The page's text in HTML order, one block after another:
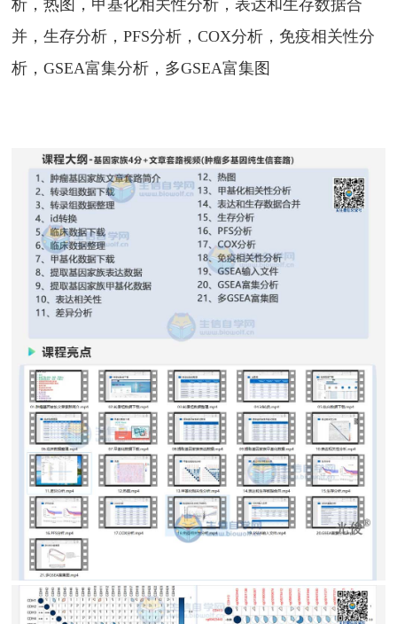
析，热图，甲基化相关性分析，表达和生存数据合
并，生存分析，PFS分析，COX分析，免疫相关性分
析，GSEA富集分析，多GSEA富集图